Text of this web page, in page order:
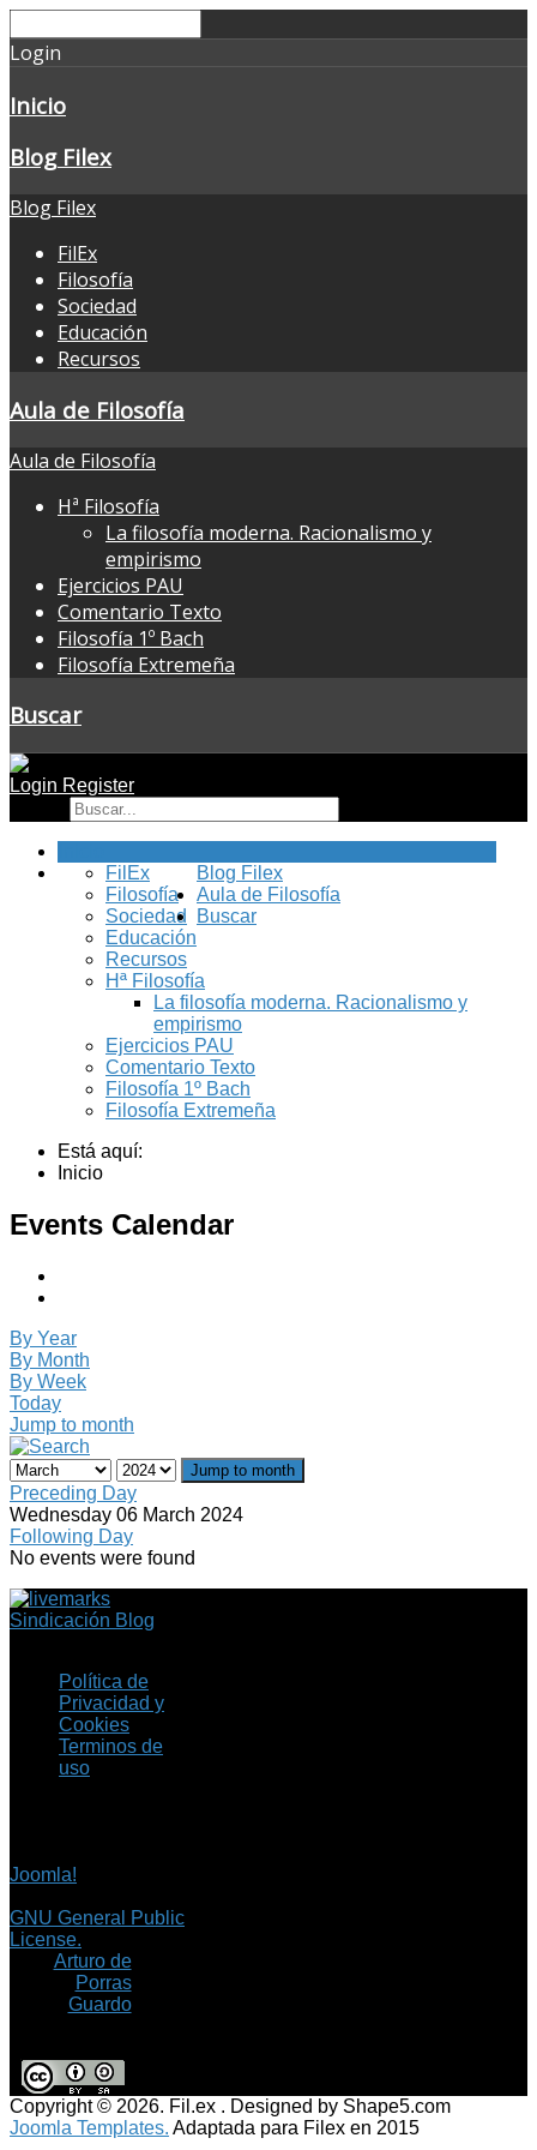
Login
Inicio
Blog Filex
Blog Filex
FilEx
Filosofía
Sociedad
Educación
Recursos
Aula de Filosofía
Aula de Filosofía
Hª Filosofía
La filosofía moderna. Racionalismo y
empirismo
Ejercicios PAU
Comentario Texto
Filosofía 1º Bach
Filosofía Extremeña
Buscar
Login Register
Blog Filex
FilEx
Filosofía
Sociedad
Educación
Recursos
Aula de Filosofía
Hª Filosofía
La filosofía moderna. Racionalismo y
empirismo
Ejercicios PAU
Comentario Texto
Filosofía 1º Bach
Filosofía Extremeña
Buscar
Está aquí:
Inicio
Events Calendar
By Year
By Month
By Week
Today
Jump to month
Jump to month
Preceding Day
Wednesday 06 March 2024
Following Day
No events were found
Sindicación Blog
Política de
Privacidad y
Cookies
Terminos de
uso
Joomla!
GNU General Public
License.
Arturo de
Porras
Guardo
Copyright © 2026. Fil.ex . Designed by Shape5.com
Joomla Templates. Adaptada para Filex en 2015